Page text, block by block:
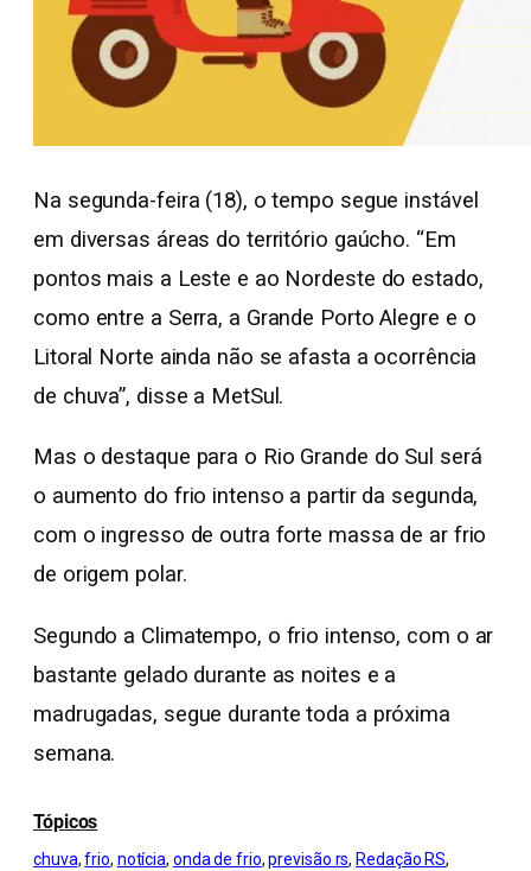
Na segunda-feira (18), o tempo segue instável
em diversas áreas do território gaúcho. “Em
pontos mais a Leste e ao Nordeste do estado,
como entre a Serra, a Grande Porto Alegre e o
Litoral Norte ainda não se afasta a ocorrência
de chuva”, disse a MetSul.
Mas o destaque para o Rio Grande do Sul será
o aumento do frio intenso a partir da segunda,
com o ingresso de outra forte massa de ar frio
de origem polar.
Segundo a Climatempo, o frio intenso, com o ar
bastante gelado durante as noites e a
madrugadas, segue durante toda a próxima
semana.
Tópicos
chuva, frio, notícia, onda de frio, previsão rs, Redação RS